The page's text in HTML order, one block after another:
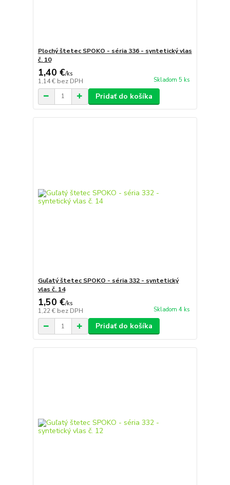
Plochý štetec SPOKO - séria 336 - syntetický vlas
č. 10
1,40 €/ks
1,14 € bez DPH Skladom 5 ks
Pridať do košíka
Guľatý štetec SPOKO - séria 332 - syntetický
vlas č. 14
1,50 €/ks
1,22 € bez DPH Skladom 4 ks
Pridať do košíka